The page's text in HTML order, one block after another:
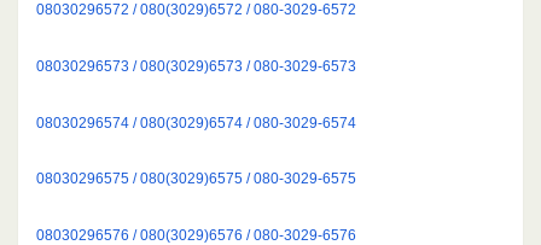
08030296572 / 080(3029)6572 / 080-3029-6572
08030296573 / 080(3029)6573 / 080-3029-6573
08030296574 / 080(3029)6574 / 080-3029-6574
08030296575 / 080(3029)6575 / 080-3029-6575
08030296576 / 080(3029)6576 / 080-3029-6576